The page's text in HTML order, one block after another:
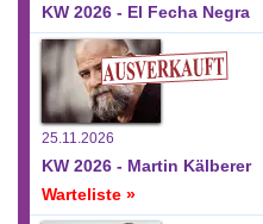
KW 2026 - El Fecha Negra
25.11.2026
KW 2026 - Martin Kälberer
Warteliste »